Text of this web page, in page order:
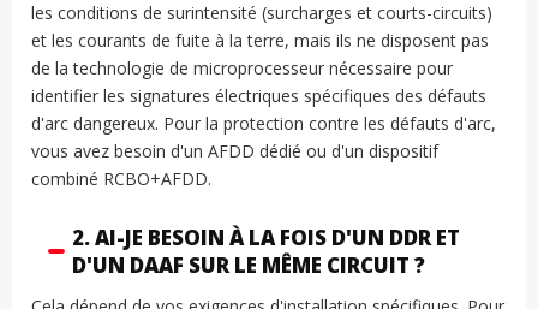
les conditions de surintensité (surcharges et courts-circuits)
et les courants de fuite à la terre, mais ils ne disposent pas
de la technologie de microprocesseur nécessaire pour
identifier les signatures électriques spécifiques des défauts
d'arc dangereux. Pour la protection contre les défauts d'arc,
vous avez besoin d'un AFDD dédié ou d'un dispositif
combiné RCBO+AFDD.
2. AI-JE BESOIN À LA FOIS D'UN DDR ET
D'UN DAAF SUR LE MÊME CIRCUIT ?